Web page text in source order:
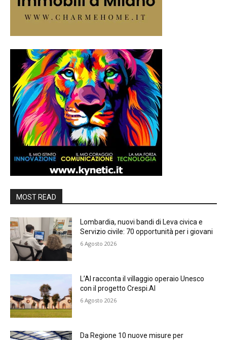
MOST READ
Lombardia, nuovi bandi di Leva civica e
Servizio civile: 70 opportunità per i giovani
6 Agosto 2026
L’AI racconta il villaggio operaio Unesco
con il progetto Crespi.AI
6 Agosto 2026
Da Regione 10 nuove misure per